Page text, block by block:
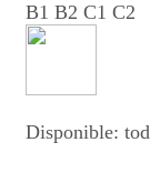
B1 B2 C1 C2
Disponible: